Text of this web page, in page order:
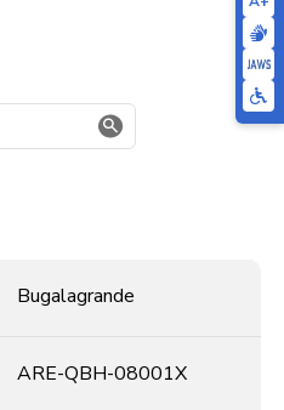
Bugalagrande
ARE-QBH-08001X